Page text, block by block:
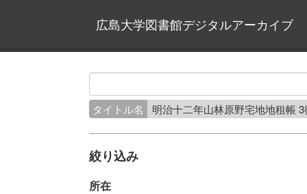
広島大学図書館デジタルアーカイブ
タイトル名 明治十二年山林原野宅地地租帳
絞り込み
所在